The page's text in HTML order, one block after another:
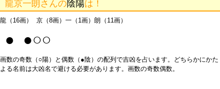
龍京一朗さんの陰陽は！
龍（16画） 京（8画）一（1画）朗（11画）
● ●○○
画数の奇数（○陽）と偶数（●陰）の配列で吉凶を占います。どちらかにかた
よる名前は大凶名で避ける必要があります。画数の奇数偶数。